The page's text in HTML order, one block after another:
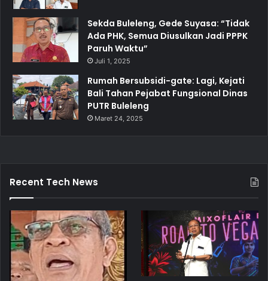
Sekda Buleleng, Gede Suyasa: “Tidak
Ada PHK, Semua Diusulkan Jadi PPPK
Paruh Waktu”
Juli 1, 2025
Rumah Bersubsidi-gate: Lagi, Kejati
Bali Tahan Pejabat Fungsional Dinas
PUTR Buleleng
Maret 24, 2025
Recent Tech News